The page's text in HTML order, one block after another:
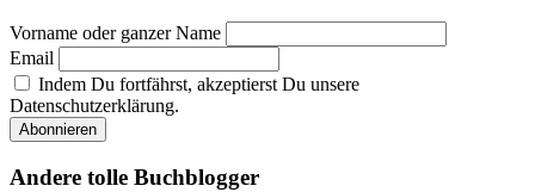
Vorname oder ganzer Name
Email
Indem Du fortfährst, akzeptierst Du unsere
Datenschutzerklärung.
Andere tolle Buchblogger